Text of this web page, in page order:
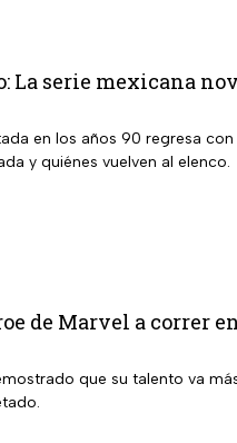
La serie mexicana
en los años 90 regresa
y quiénes vuelven al elenco.
de Marvel a correr
que su talento va